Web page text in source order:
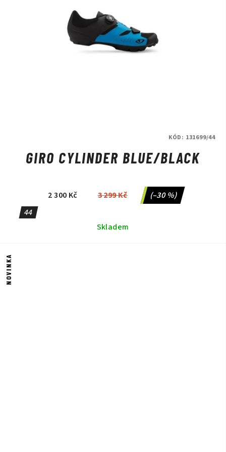
GIRO CYLINDER BLUE/BLACK
2 300 Kč 3 299 Kč
(–30 %)
44
Skladem
KÓD: 131699/44
NOVINKA